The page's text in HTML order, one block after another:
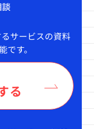
サービスの資料
す。
る